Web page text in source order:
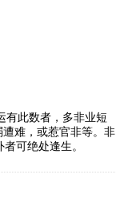
有此数者，多非业短
难，或惹官非等。非
可绝处逢生。